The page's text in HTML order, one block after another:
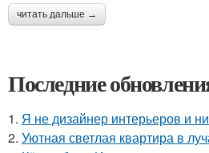
читать дальше →
Последние
1. Я не дизайнер интерьеров и
2. Уютная светлая квартира в